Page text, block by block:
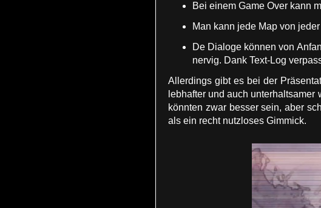
Bei einem Game Over kann
Man kann jede Map von
De Dialoge können von
nervig. Dank Text-Log
Allerdings gibt es bei der
lebhafter und auch
könnten zwar besser sein, aber
als ein recht nutzloses Gimmick.